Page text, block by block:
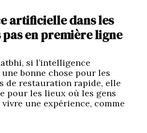
artificielle dans les
pas en première ligne
si l’intelligence
bonne chose pour les
de restauration rapide, elle
pour les lieux où les gens
une expérience, comme